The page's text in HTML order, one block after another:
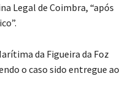
Legal de Coimbra, “após
da Figueira da Foz
o caso sido entregue ao